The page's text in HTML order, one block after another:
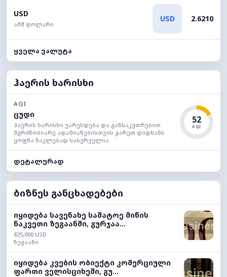
USD
აშშ დოლარი
USD 2.6210
ყველა ვალუტა
ჰაერის ხარისხი
AQI
ცუდი
ჰაერის ხარისხი უარესდება და განსაკუთრებით
მგრძნობიარე ადამიანებისთვის გარეთ დიდხანს
ყოფნა ნაკლებად სასურველია.
52
AQI
დეტალურად
ბიზნეს განცხადებები
იყიდება სავენახე საშატოე მიწის
ნაკვეთი ზეგაანში, გურჯაა...
825,000 USD
ზეგაანი
იყიდება კვების ობიექტი კომერციული
ფართი ველისციხეში, გუ...